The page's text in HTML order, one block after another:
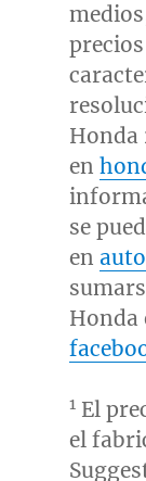
Honda
en
se
en
Honda
1El
el